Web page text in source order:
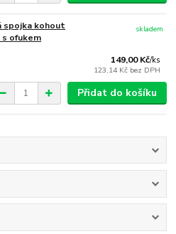
spojka kohout
s ofukem
149,00 Kč/ks
123,14 Kč bez DPH
skladem
Přidat do košíku